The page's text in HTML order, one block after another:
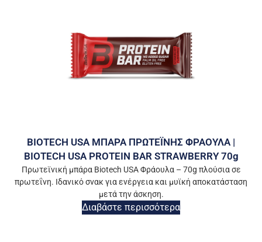
BIOTECH USA ΜΠΑΡΑ ΠΡΩΤΕΪΝΗΣ ΦΡΑΟΥΛΑ |
BIOTECH USA PROTEIN BAR STRAWBERRY 70g
Πρωτεϊνική μπάρα Biotech USA Φράουλα – 70g πλούσια σε
πρωτεΐνη. Ιδανικό σνακ για ενέργεια και μυϊκή αποκατάσταση
μετά την άσκηση.
Διαβάστε περισσότερα